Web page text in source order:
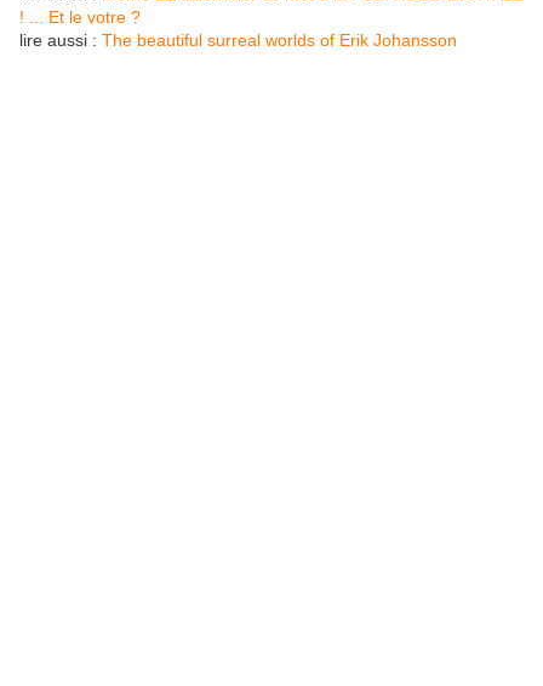
! ... Et le votre ?
lire aussi : The beautiful surreal worlds of Erik Johansson